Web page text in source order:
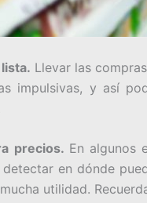
lista. Llevar las
impulsivas, y así
precios. En algunos
en dónde
utilidad.